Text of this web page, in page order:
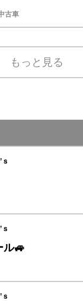
古車
もっと見る
ル🚙